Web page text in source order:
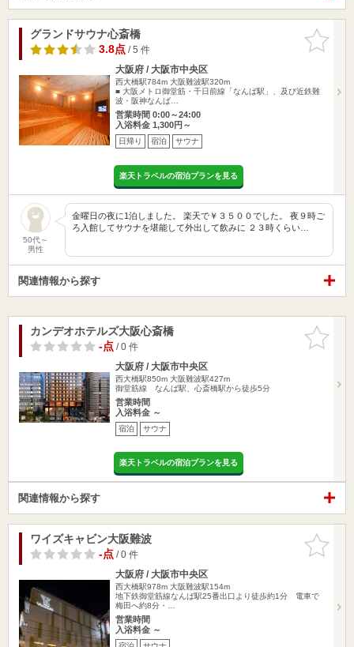
お気に入
りに追加
グランドサウナ心斎橋
3.8点/ 5 件
大阪府 / 大阪市中央区
西大橋駅784m 大阪難波駅320m
■ 大阪メトロ御堂筋・千日前線「なんば駅」、及び近鉄難
波・阪神なんば…
営業時間 0:00～24:00
入浴料金 1,300円～
日帰り 宿泊 サウナ
楽天トラベルの宿泊プランを見る
50代～
男性
金曜日の夜に1泊しました。 楽天で￥３５００でした。 夜９時ご
ろ入館してサウナを堪能して外出して飲みに ２３時くらい…
関連情報から探す
お気に入
りに追加
カンデオホテルズ大阪心斎橋
-点/ 0 件
大阪府 / 大阪市中央区
西大橋駅850m 大阪難波駅427m
御堂筋線 なんば駅、心斎橋駅から徒歩5分
営業時間
入浴料金 ～
宿泊 サウナ
楽天トラベルの宿泊プランを見る
関連情報から探す
お気に入
りに追加
ワイズキャビン大阪難波
-点/ 0 件
大阪府 / 大阪市中央区
西大橋駅978m 大阪難波駅154m
地下鉄御堂筋線なんば駅25番出口より徒歩約1分 電車で
梅田へ約8分・…
営業時間
入浴料金 ～